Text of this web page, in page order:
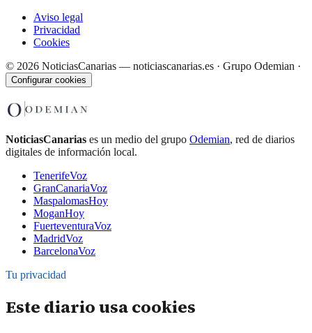
Aviso legal
Privacidad
Cookies
© 2026 NoticiasCanarias — noticiascanarias.es · Grupo Odemian ·
Configurar cookies
NoticiasCanarias es un medio del grupo Odemian, red de diarios
digitales de información local.
TenerifeVoz
GranCanariaVoz
MaspalomasHoy
MoganHoy
FuerteventuraVoz
MadridVoz
BarcelonaVoz
Tu privacidad
Este diario usa cookies